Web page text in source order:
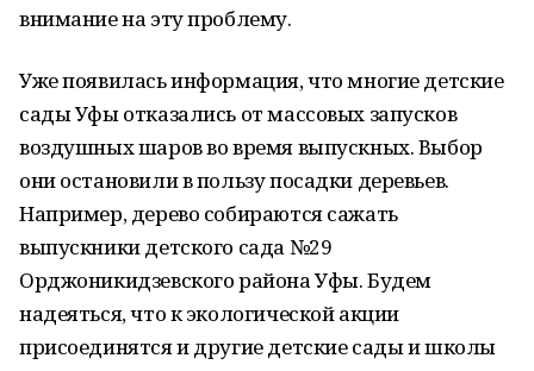
внимание на эту проблему.
Уже появилась информация, что многие детские
сады Уфы отказались от массовых запусков
воздушных шаров во время выпускных. Выбор
они остановили в пользу посадки деревьев.
Например, дерево собираются сажать
выпускники детского сада №29
Орджоникидзевского района Уфы. Будем
надеяться, что к экологической акции
присоединятся и другие детские сады и школы